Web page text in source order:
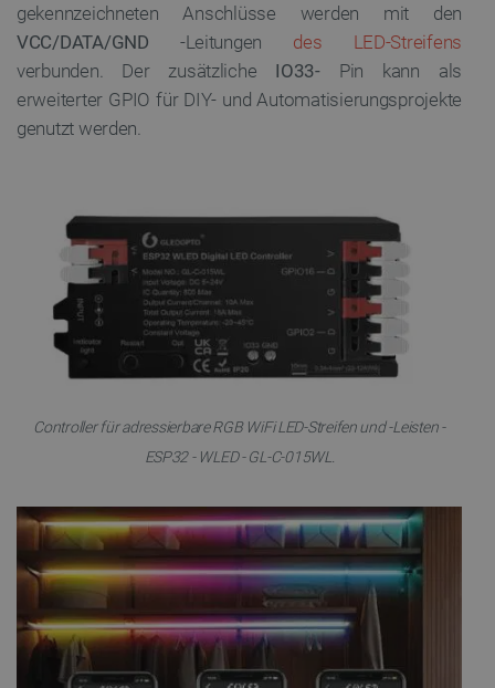
gekennzeichneten Anschlüsse werden mit den
VCC/DATA/GND -Leitungen des LED-Streifens
verbunden. Der zusätzliche IO33-Pin kann als
erweiterter GPIO für DIY- und Automatisierungsprojekte
genutzt werden.
Controller für adressierbare RGB WiFi LED-Streifen und -Leisten -
ESP32 - WLED - GL-C-015WL.